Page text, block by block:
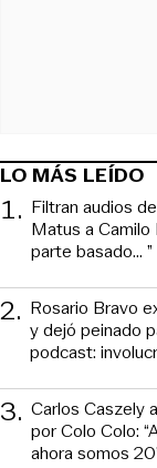
LO MÁS LEÍDO
1. Filtran audios
Matus a Camilo
parte basado... ”
2. Rosario Bravo
y dejó peinado
podcast:
3. Carlos Caszely
por Colo Colo:
ahora somos